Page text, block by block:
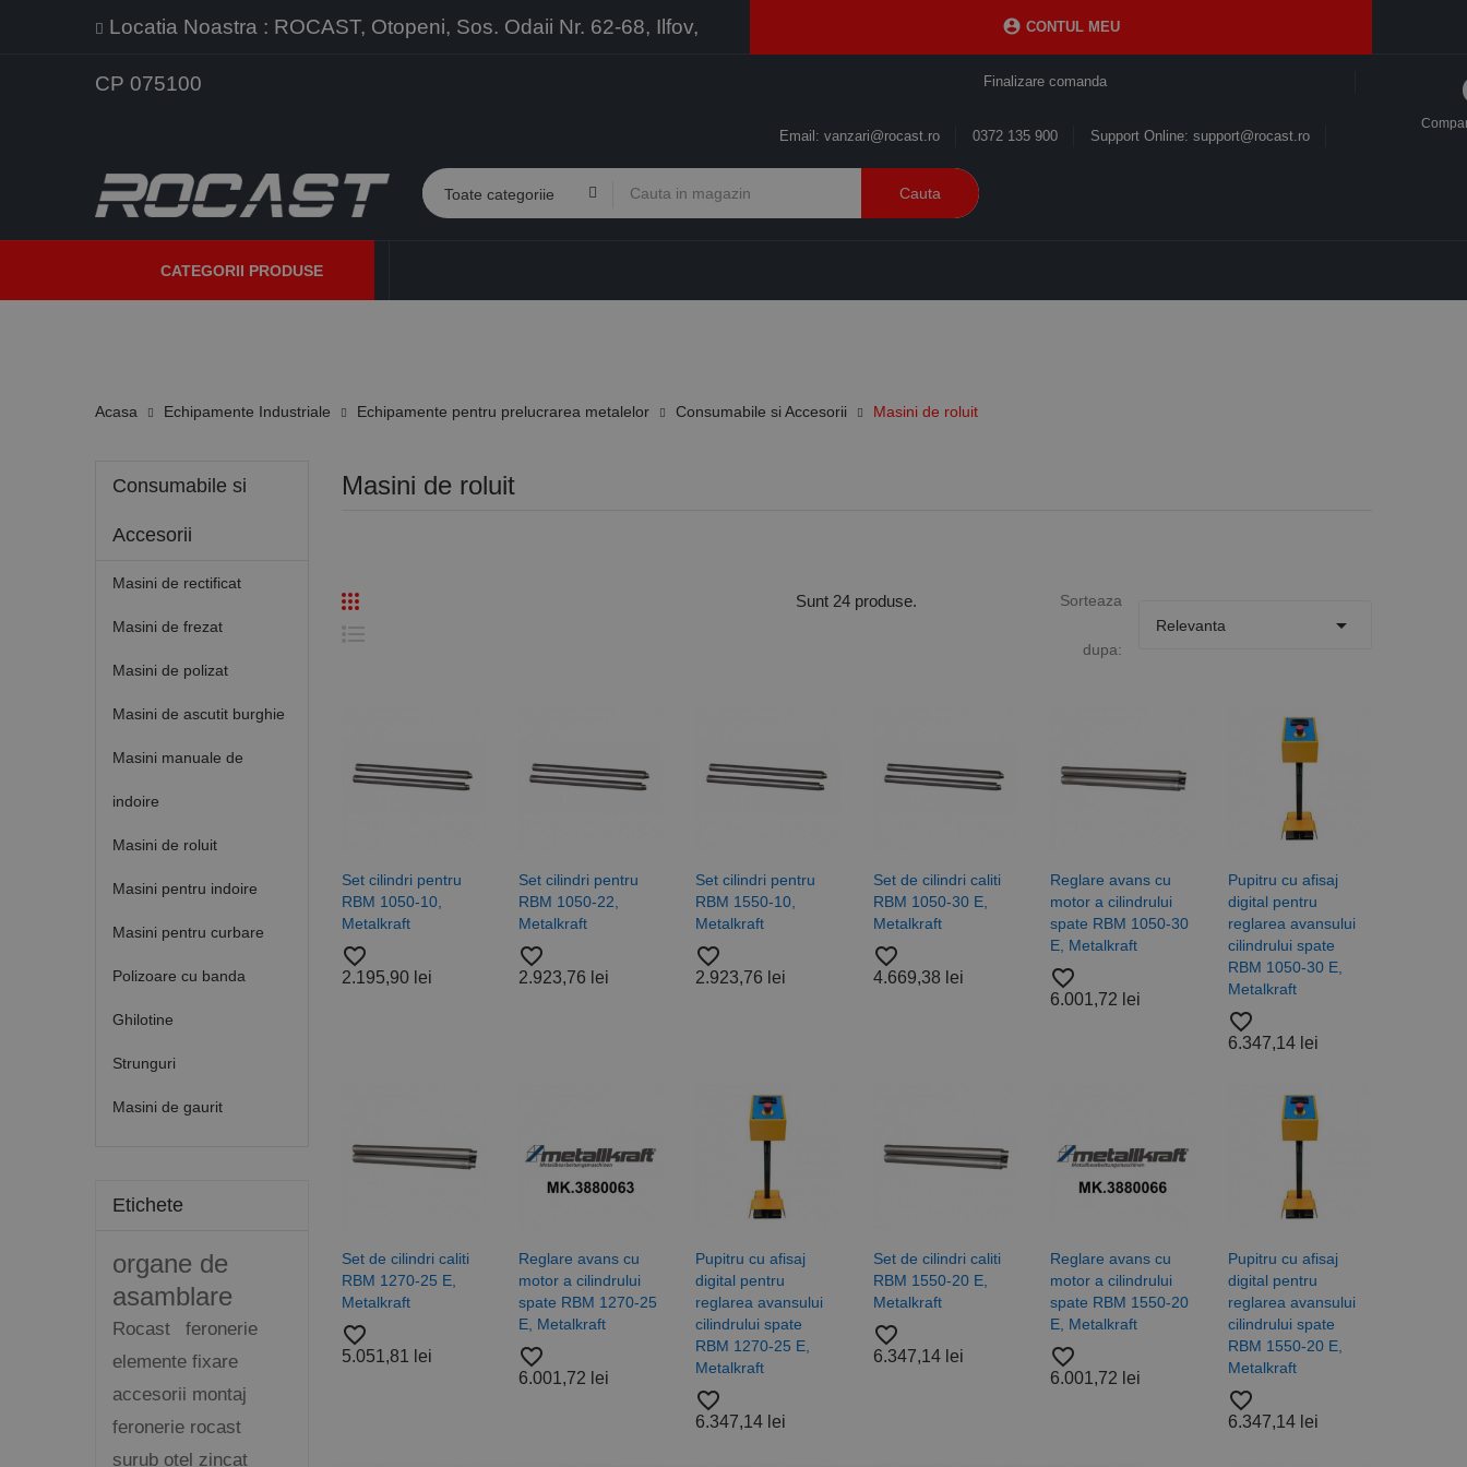
Locatia Noastra : ROCAST, Otopeni, Sos. Odaii Nr. 62-68, Ilfov,
CP 075100
 CONTUL MEU
Finalizare comanda
Support Online: support@rocast.ro
0372 135 900
Email: vanzari@rocast.ro
Cauta
CATEGORII PRODUSE
Acasa Echipamente Industriale Echipamente pentru prelucrarea metalelor Consumabile si Accesorii Masini de roluit
Consumabile si
Accesorii
Masini de rectificat
Masini de frezat
Masini de polizat
Masini de ascutit burghie
Masini manuale de
indoire
Masini de roluit
Masini pentru indoire
Masini pentru curbare
Polizoare cu banda
Ghilotine
Strunguri
Masini de gaurit
Etichete
organe de
asamblare
Rocast
feronerie
elemente fixare
accesorii montaj
feronerie rocast
surub otel zincat
Masini de roluit
Sunt 24 produse. Sorteaza
dupa:
Relevanta 
Set cilindri pentru
RBM 1050-10,
Metalkraft
favorite_border
2.195,90 lei
Set cilindri pentru
RBM 1050-22,
Metalkraft
favorite_border
2.923,76 lei
Set cilindri pentru
RBM 1550-10,
Metalkraft
favorite_border
2.923,76 lei
Set de cilindri caliti
RBM 1050-30 E,
Metalkraft
favorite_border
4.669,38 lei
Reglare avans cu
motor a cilindrului
spate RBM 1050-30
E, Metalkraft
favorite_border
6.001,72 lei
Pupitru cu afisaj
digital pentru
reglarea avansului
cilindrului spate
RBM 1050-30 E,
Metalkraft
favorite_border
6.347,14 lei
Set de cilindri caliti
RBM 1270-25 E,
Metalkraft
favorite_border
5.051,81 lei
Reglare avans cu
motor a cilindrului
spate RBM 1270-25
E, Metalkraft
favorite_border
6.001,72 lei
Pupitru cu afisaj
digital pentru
reglarea avansului
cilindrului spate
RBM 1270-25 E,
Metalkraft
favorite_border
6.347,14 lei
Set de cilindri caliti
RBM 1550-20 E,
Metalkraft
favorite_border
6.347,14 lei
Reglare avans cu
motor a cilindrului
spate RBM 1550-20
E, Metalkraft
favorite_border
6.001,72 lei
Pupitru cu afisaj
digital pentru
reglarea avansului
cilindrului spate
RBM 1550-20 E,
Metalkraft
favorite_border
6.347,14 lei